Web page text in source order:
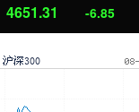
4651.31 -6.85